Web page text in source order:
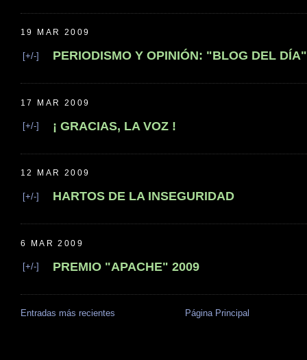
19 MAR 2009
[+/-] PERIODISMO Y OPINIÓN: "BLOG DEL DÍA"
17 MAR 2009
[+/-] ¡ GRACIAS, LA VOZ !
12 MAR 2009
[+/-] HARTOS DE LA INSEGURIDAD
6 MAR 2009
[+/-] PREMIO "APACHE" 2009
Entradas más recientes Página Principal